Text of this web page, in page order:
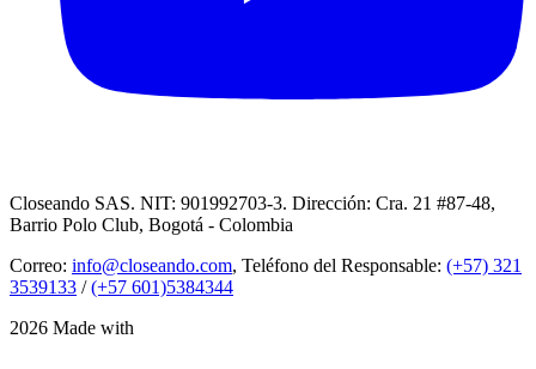
Closeando SAS. NIT: 901992703-3. Dirección: Cra. 21 #87-48,
Barrio Polo Club, Bogotá - Colombia
Correo: info@closeando.com, Teléfono del Responsable: (+57) 321
3539133 /(+57 601)5384344
2026 Made with